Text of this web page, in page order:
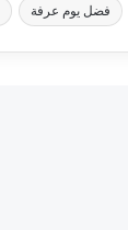
فضل يوم عرفة